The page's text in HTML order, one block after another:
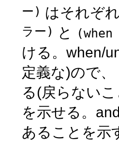
ー) はそれぞ
ラー) と (when
ける。when/
定義な)ので
る(戻らない
を示せる。
あることを示